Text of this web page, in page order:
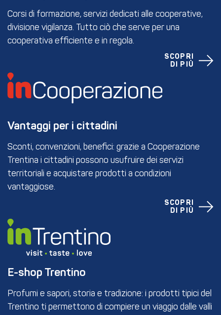
Corsi di formazione, servizi dedicati alle cooperative,
divisione vigilanza. Tutto ciò che serve per una
cooperativa efficiente e in regola.
SCOPRI
DI PIÙ
Vantaggi per i cittadini
Sconti, convenzioni, benefici: grazie a Cooperazione
Trentina i cittadini possono usufruire dei servizi
territoriali e acquistare prodotti a condizioni
vantaggiose.
SCOPRI
DI PIÙ
E-shop Trentino
Profumi e sapori, storia e tradizione: i prodotti tipici del
Trentino ti permettono di compiere un viaggio dalle valli